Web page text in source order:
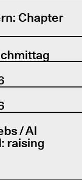
Chapter
/ Al
raising